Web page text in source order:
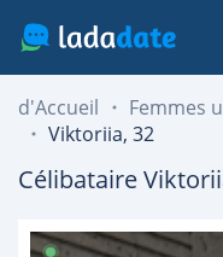
d'Accueil Femmes
Viktoriia, 32
Célibataire